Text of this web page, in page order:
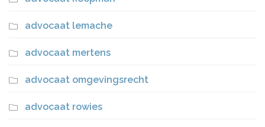
advocaat lemache
advocaat mertens
advocaat omgevingsrecht
advocaat rowies